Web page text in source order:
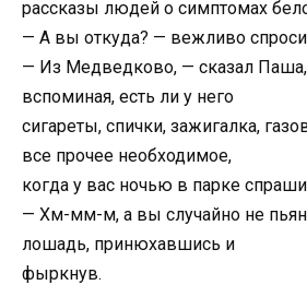
рассказы людей о симптомах
— А вы откуда? — вежливо
— Из Медведково, — сказал
вспоминая, есть ли у него
сигареты, спички, зажигалка,
все прочее необходимое,
когда у вас ночью в парке
— Хм-мм-м, а вы случайно не
лошадь, принюхавшись и
фыркнув.